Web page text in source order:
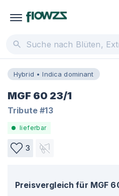
Hybrid • Indica dominant
MGF 60 23/1
Tribute #13
lieferbar
3
Preisvergleich für MGF